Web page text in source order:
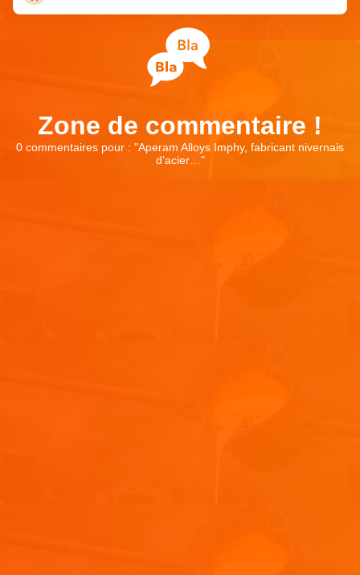
Zone de commentaire !
0 commentaires pour : "Aperam Alloys Imphy, fabricant nivernais
d’acier… "